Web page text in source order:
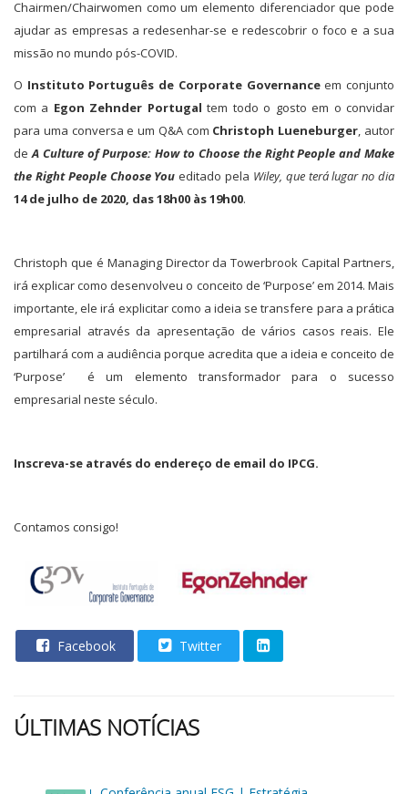
Chairmen/Chairwomen como um elemento diferenciador que pode
ajudar as empresas a redesenhar-se e redescobrir o foco e a sua
missão no mundo pós-COVID.
O Instituto Português de Corporate Governanceem conjunto
com a Egon Zehnder Portugal tem todo o gosto em o convidar
para uma conversa e um Q&A com Christoph Lueneburger, autor
deA Culture of Purpose: How to Choose the Right People and Make
the Right People Choose You editado pela Wiley, que terá lugar no dia
14 de julho de 2020, das 18h00 às 19h00.
Christoph que é Managing Director da Towerbrook Capital Partners,
irá explicar como desenvolveu o conceito de ‘Purpose’ em 2014. Mais
importante, ele irá explicitar como a ideia se transfere para a prática
empresarial através da apresentação de vários casos reais. Ele
partilhará com a audiência porque acredita que a ideia e conceito de
‘Purpose’ é um elemento transformador para o sucesso
empresarial neste século.
Inscreva-se através do endereço de email do IPCG.
Contamos consigo!
Facebook Twitter
ÚLTIMAS NOTÍCIAS